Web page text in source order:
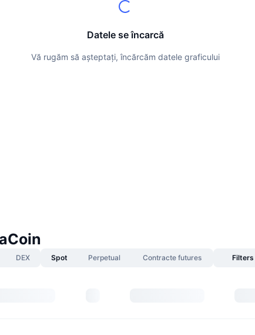
Datele se încarcă
Vă rugăm să așteptați, încărcăm datele graficului
DEX Spot Perpetual Contracte futures Filters